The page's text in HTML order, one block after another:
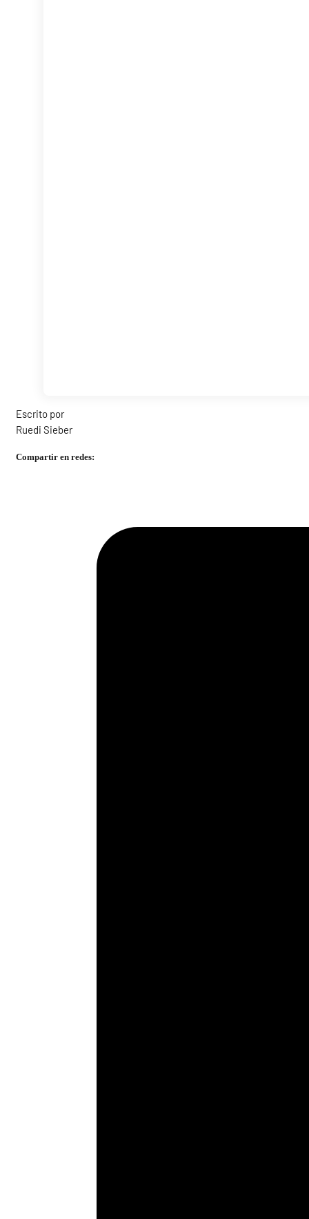
Escrito por
Ruedi Sieber
Compartir en redes: